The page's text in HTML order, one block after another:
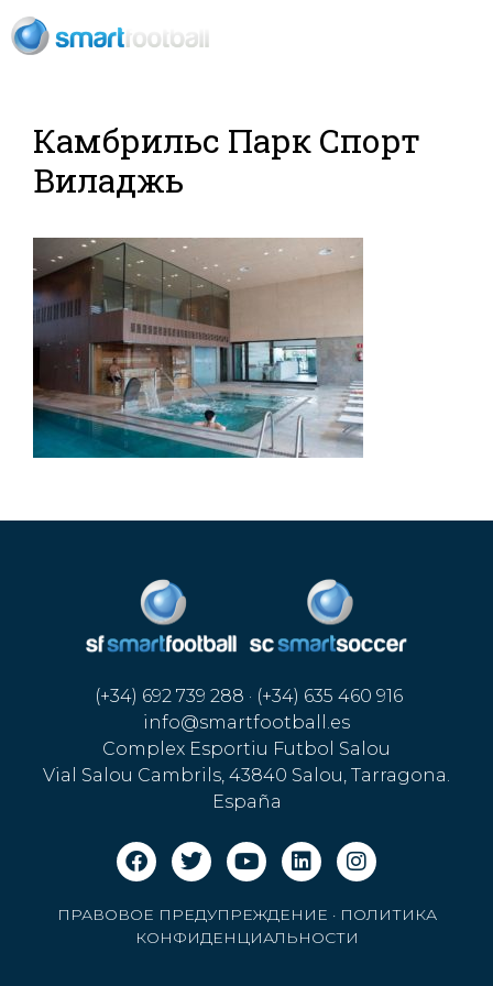
Камбрильс Парк Спорт
Виладжь
(+34) 692 739 288 · (+34) 635 460 916
info@smartfootball.es
Complex Esportiu Futbol Salou
Vial Salou Cambrils, 43840 Salou, Tarragona.
España
ПРАВОВОЕ ПРЕДУПРЕЖДЕНИЕ · ПОЛИТИКА
КОНФИДЕНЦИАЛЬНОСТИ